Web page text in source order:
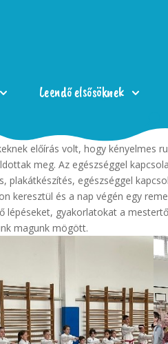
Leendő elsősöknek
1-2022/2-001118
nyert
előírás volt, hogy kényelmes
meg. Az egészséggel
plakátkészítés, egészséggel
keresztül és a nap végén egy
lépéseket, gyakorlatokat a
magunk mögött.